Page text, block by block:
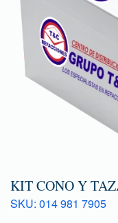
KIT CONO Y
SKU: 014 981 7905